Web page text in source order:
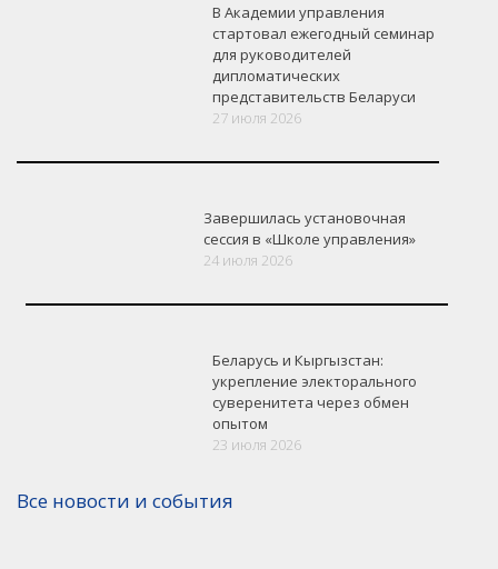
В Академии управления
стартовал ежегодный семинар
для руководителей
дипломатических
представительств Беларуси
27 июля 2026
Завершилась установочная
сессия в «Школе управления»
24 июля 2026
Беларусь и Кыргызстан:
укрепление электорального
суверенитета через обмен
опытом
23 июля 2026
Все новости и события